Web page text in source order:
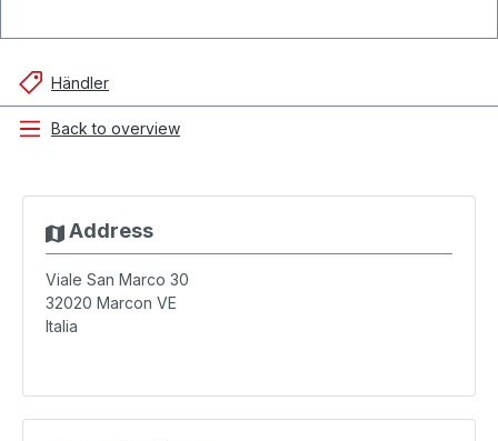
Händler
Back to overview
Address
Viale San Marco 30
32020 Marcon VE
Italia